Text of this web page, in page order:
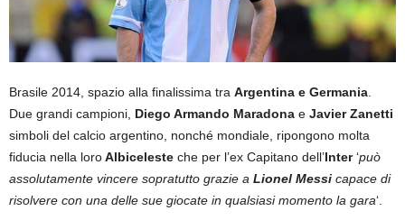
Brasile 2014, spazio alla finalissima tra Argentina e Germania
Due grandi campioni, Diego Armando Maradona e Javier Zanetti
simboli del calcio argentino, nonché mondiale, ripongono molta
fiducia nella loroAlbiceleste che per l’ex Capitano dell’Inter‘può
assolutamente vincere sopratutto grazie a Lionel Messi capace di
risolvere con una delle sue giocate in qualsiasi momento la gara‘.